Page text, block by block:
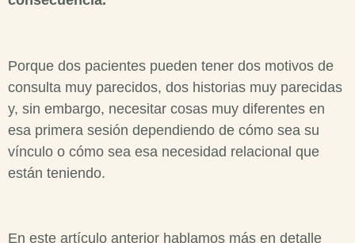
Porque dos pacientes pueden tener dos motivos de
consulta muy parecidos, dos historias muy parecidas
y, sin embargo, necesitar cosas muy diferentes en
esa primera sesión dependiendo de cómo sea su
vínculo o cómo sea esa necesidad relacional que
están teniendo.
En este artículo anterior hablamos más en detalle